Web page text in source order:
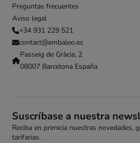
Preguntas frecuentes
Aviso legal
+34 931 229 521
contact@embaleo.es
Passeig de Gràcia, 2
08007 Barcelona España
Suscríbase a nuestra
Reciba en primicia nuestras novedades,
tarifarias.